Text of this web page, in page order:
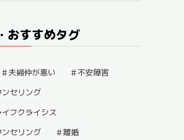
おすすめタグ
夫婦仲が悪い
不安障害
セリング
フクライシス
セリング
離婚